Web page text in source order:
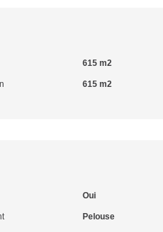
615 m2
615 m2
Oui
Pelouse